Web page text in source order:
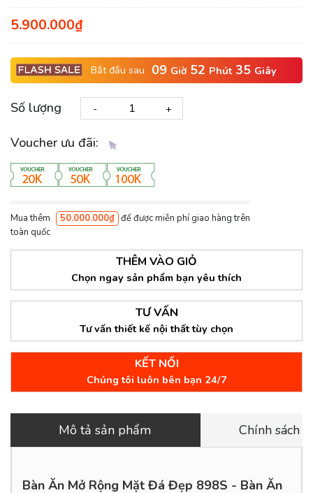
5.900.000₫
Bắt đầu sau 09 Giờ 52 Phút 34 Giây
Số lượng - +
Voucher ưu đãi:
Mua thêm 50.000.000₫ để được miễn phí giao hàng trên
toàn quốc
THÊM VÀO GIỎ
Chọn ngay sản phẩm bạn yêu thích
TƯ VẤN
Tư vấn thiết kế nội thất tùy chọn
KẾT NỐI
Chúng tôi luôn bên bạn 24/7
Mô tả sản phẩm Chính sách
Bàn Ăn Mở Rộng Mặt Đá Đẹp 898S - Bàn Ăn